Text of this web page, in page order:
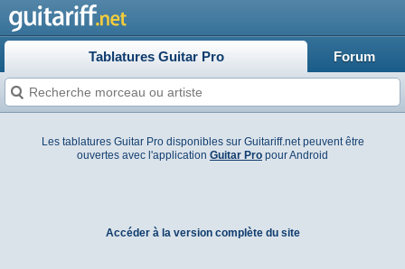
Tablatures Guitar Pro Forum
Les tablatures Guitar Pro disponibles sur Guitariff.net peuvent être
ouvertes avec l'application Guitar Pro pour Android
Accéder à la version complète du site